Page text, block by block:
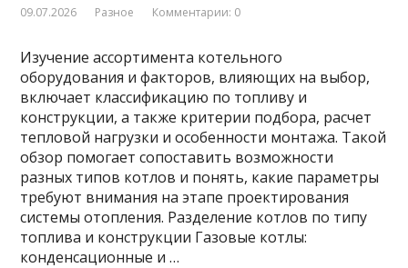
09.07.2026 Разное Комментарии: 0
Изучение ассортимента котельного
оборудования и факторов, влияющих на выбор,
включает классификацию по топливу и
конструкции, а также критерии подбора, расчет
тепловой нагрузки и особенности монтажа. Такой
обзор помогает сопоставить возможности
разных типов котлов и понять, какие параметры
требуют внимания на этапе проектирования
системы отопления. Разделение котлов по типу
топлива и конструкции Газовые котлы:
конденсационные и …